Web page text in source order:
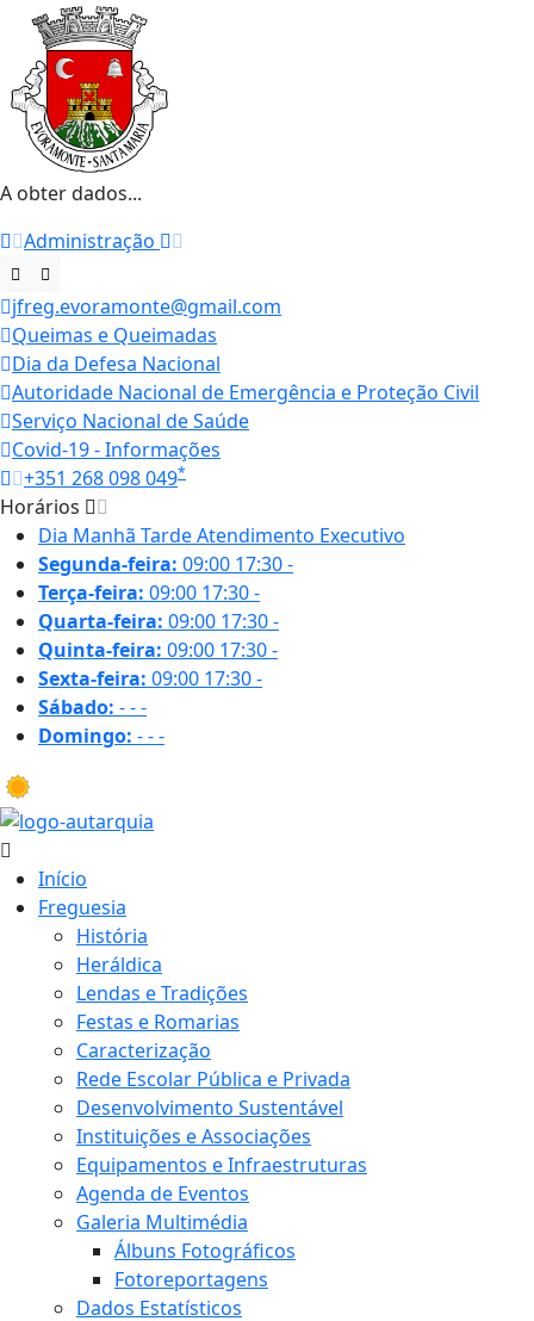
A obter dados...
Administração
jfreg.evoramonte@gmail.com
Queimas e Queimadas
Dia da Defesa Nacional
Autoridade Nacional de Emergência e Proteção Civil
Serviço Nacional de Saúde
Covid-19 - Informações
+351 268 098 049*
Horários
Dia Manhã TardeAtendimento Executivo
Segunda-feira: 09:00 17:30-
Terça-feira: 09:00 17:30-
Quarta-feira: 09:00 17:30-
Quinta-feira: 09:00 17:30-
Sexta-feira: 09:00 17:30-
Sábado: ---
Domingo: ---
Início
Freguesia
História
Heráldica
Lendas e Tradições
Festas e Romarias
Caracterização
Rede Escolar Pública e Privada
Desenvolvimento Sustentável
Instituições e Associações
Equipamentos e Infraestruturas
Agenda de Eventos
Galeria Multimédia
Álbuns Fotográficos
Fotoreportagens
Dados Estatísticos